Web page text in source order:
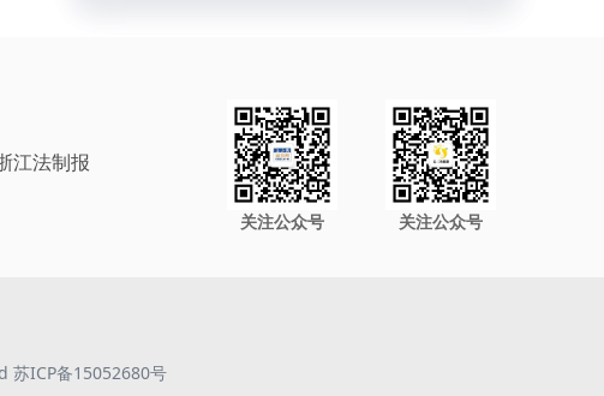
江法制报
关注公众号 关注公众号
苏ICP备15052680号